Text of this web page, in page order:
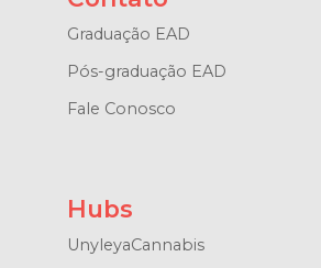
Graduação EAD
Pós-graduação EAD
Fale Conosco
Hubs
UnyleyaCannabis